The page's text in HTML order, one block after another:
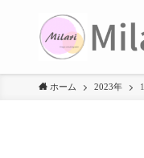
ホーム 2023年